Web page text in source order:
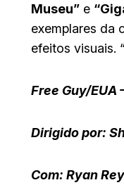
Museu” e
exemplares da
efeitos visuais.
Free Guy/EUA
Dirigido por:
Com: Ryan